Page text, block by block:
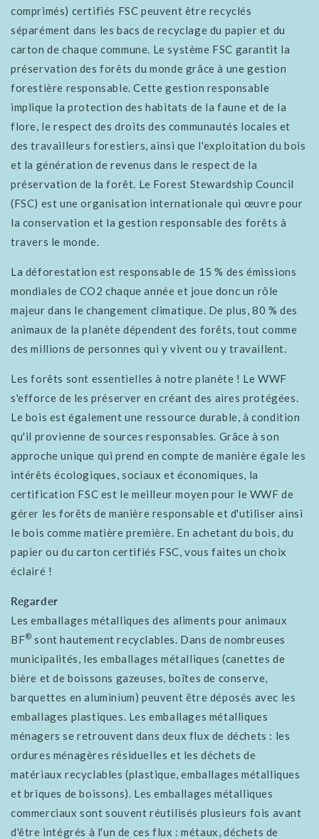
comprimés) certifiés FSC peuvent être recyclés
séparément dans les bacs de recyclage du papier et du
carton de chaque commune. Le système FSC garantit la
préservation des forêts du monde grâce à une gestion
forestière responsable. Cette gestion responsable
implique la protection des habitats de la faune et de la
flore, le respect des droits des communautés locales et
des travailleurs forestiers, ainsi que l'exploitation du bois
et la génération de revenus dans le respect de la
préservation de la forêt. Le Forest Stewardship Council
(FSC) est une organisation internationale qui œuvre pour
la conservation et la gestion responsable des forêts à
travers le monde.
La déforestation est responsable de 15 % des émissions
mondiales de CO2 chaque année et joue donc un rôle
majeur dans le changement climatique. De plus, 80 % des
animaux de la planète dépendent des forêts, tout comme
des millions de personnes qui y vivent ou y travaillent.
Les forêts sont essentielles à notre planète ! Le WWF
s'efforce de les préserver en créant des aires protégées.
Le bois est également une ressource durable, à condition
qu'il provienne de sources responsables. Grâce à son
approche unique qui prend en compte de manière égale les
intérêts écologiques, sociaux et économiques, la
certification FSC est le meilleur moyen pour le WWF de
gérer les forêts de manière responsable et d'utiliser ainsi
le bois comme matière première. En achetant du bois, du
papier ou du carton certifiés FSC, vous faites un choix
éclairé !
Regarder
Les emballages métalliques des aliments pour animaux
BF® sont hautement recyclables. Dans de nombreuses
municipalités, les emballages métalliques (canettes de
bière et de boissons gazeuses, boîtes de conserve,
barquettes en aluminium) peuvent être déposés avec les
emballages plastiques. Les emballages métalliques
ménagers se retrouvent dans deux flux de déchets : les
ordures ménagères résiduelles et les déchets de
matériaux recyclables (plastique, emballages métalliques
et briques de boissons). Les emballages métalliques
commerciaux sont souvent réutilisés plusieurs fois avant
d'être intégrés à l'un de ces flux : métaux, déchets de